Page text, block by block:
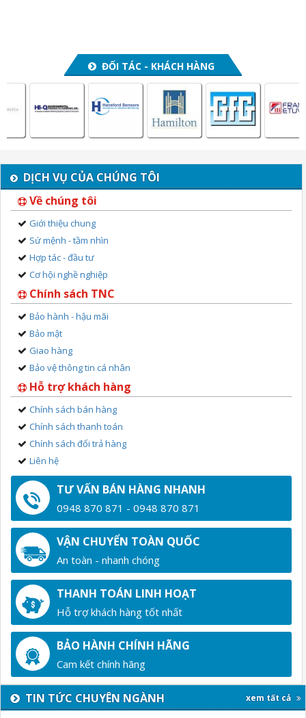
ĐỐI TÁC - KHÁCH HÀNG
DỊCH VỤ CỦA CHÚNG TÔI
Về chúng tôi
Giới thiệu chung
Sứ mệnh - tầm nhìn
Hợp tác - đầu tư
Cơ hội nghề nghiệp
Chính sách TNC
Bảo hành - hậu mãi
Bảo mật
Giao hàng
Bảo vệ thông tin cá nhân
Hỗ trợ khách hàng
Chính sách bán hàng
Chính sách thanh toán
Chính sách đổi trả hàng
Liên hệ
TƯ VẤN BÁN HÀNG NHANH
0948 870 871 - 0948 870 871
VẬN CHUYỂN TOÀN QUỐC
An toàn - nhanh chóng
THANH TOÁN LINH HOẠT
Hỗ trợ khách hàng tốt nhất
BẢO HÀNH CHÍNH HÃNG
Cam kết chính hãng
TIN TỨC CHUYÊN NGÀNH xem tất cả